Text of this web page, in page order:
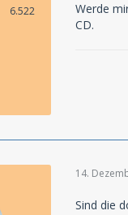
6.522
Werde
CD.
14.
Sind die